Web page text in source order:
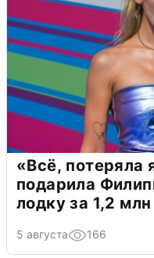
«Всё, потеряла
подарила
лодку за 1,2
5 августа 166